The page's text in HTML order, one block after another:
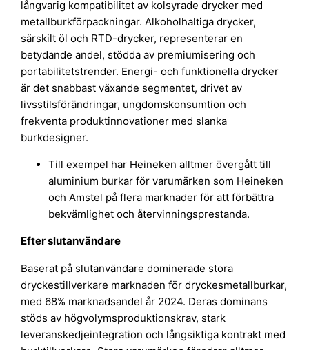
långvarig kompatibilitet av kolsyrade drycker med
metallburkförpackningar. Alkoholhaltiga drycker,
särskilt öl och RTD-drycker, representerar en
betydande andel, stödda av premiumisering och
portabilitetstrender. Energi- och funktionella drycker
är det snabbast växande segmentet, drivet av
livsstilsförändringar, ungdomskonsumtion och
frekventa produktinnovationer med slanka
burkdesigner.
Till exempel har Heineken alltmer övergått till
aluminium burkar för varumärken som Heineken
och Amstel på flera marknader för att förbättra
bekvämlighet och återvinningsprestanda.
Efter slutanvändare
Baserat på slutanvändare dominerade stora
dryckestillverkare marknaden för dryckesmetallburkar,
med 68% marknadsandel år 2024. Deras dominans
stöds av högvolymsproduktionskrav, stark
leveranskedjeintegration och långsiktiga kontrakt med